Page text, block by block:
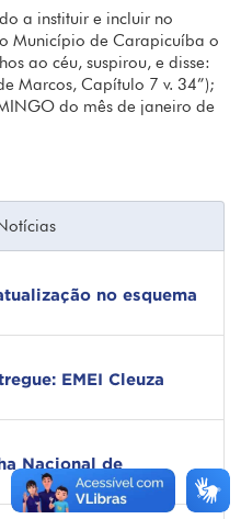
a instituir e incluir no
Município de Carapicuíba o
ao céu, suspirou, e disse:
Marcos, Capítulo 7 v. 34”);
do mês de janeiro de
no esquema
EMEI Cleuza
Nacional de